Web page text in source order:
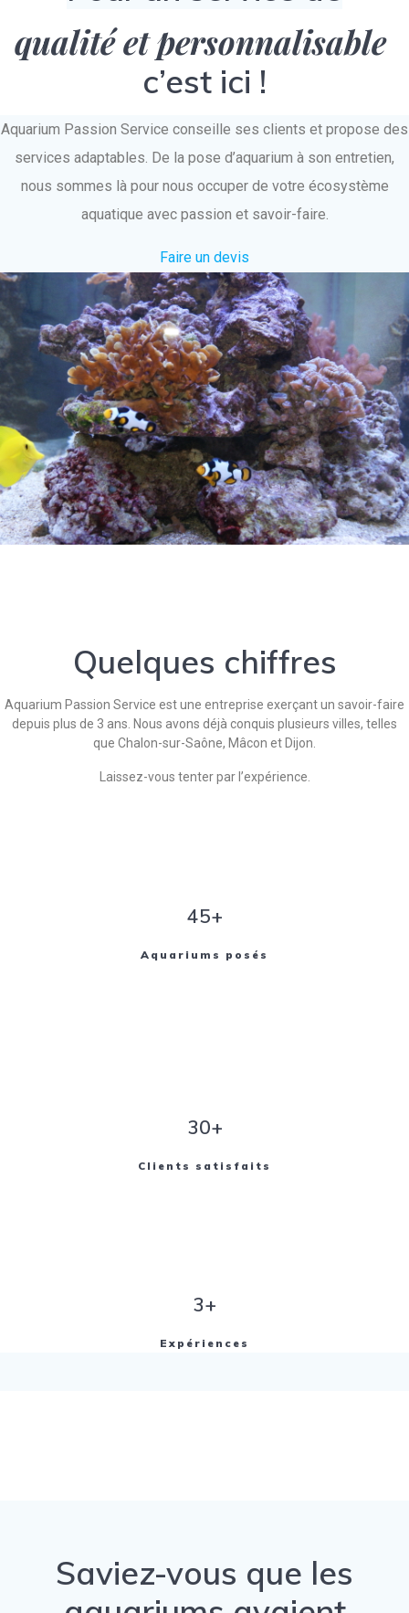
qualité et personnalisable
c’est ici !
Aquarium Passion Service conseille ses clients et propose des
services adaptables. De la pose d’aquarium à son entretien,
nous sommes là pour nous occuper de votre écosystème
aquatique avec passion et savoir-faire.
Faire un devis
Quelques chiffres
Aquarium Passion Service est une entreprise exerçant un savoir-faire
depuis plus de 3 ans. Nous avons déjà conquis plusieurs villes, telles
que Chalon-sur-Saône, Mâcon et Dijon.
Laissez-vous tenter par l’expérience.
45+
Aquariums posés
30+
Clients satisfaits
3+
Expériences
Saviez-vous que les